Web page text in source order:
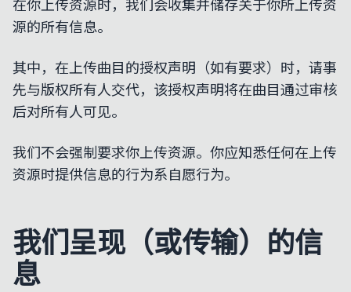
在你上传资源时，我们会收集并储存关于你所上传资
源的所有信息。
其中，在上传曲目的授权声明（如有要求）时，请事
先与版权所有人交代，该授权声明将在曲目通过审核
后对所有人可见。
我们不会强制要求你上传资源。你应知悉任何在上传
资源时提供信息的行为系自愿行为。
我们呈现（或传输）的信
息